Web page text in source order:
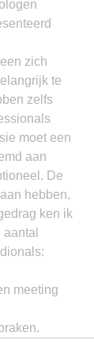
zich
te
zelfs
moet een
aan
De
hebben,
ken ik
meeting